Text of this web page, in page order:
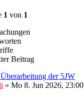
1 von 1
Beitrag
der 5JW
» Mo 8. Jun 2026, 23:00